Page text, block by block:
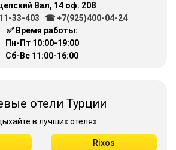
Вал, 14 оф. 208
33-403
☎ +7(925)400-04-24
✅ Время работы:
Пн-Пт 10:00-19:00
Сб-Вс 11:00-16:00
отели Турции
в лучших отелях
Rixos